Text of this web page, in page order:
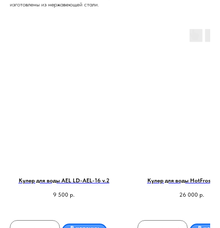
изготовлены из нержавеющей стали.
Кулер для воды AEL LD-AEL-16 v.2
9 500 р.
Кулер для воды HotFrost
26 000 р.